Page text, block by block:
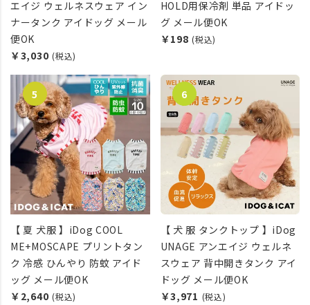
エイジ ウェルネスウェア イン
ナータンク アイドッグ メール
便OK
￥3,030 (税込)
HOLD用保冷剤 単品 アイドッ
グ メール便OK
￥198 (税込)
【 夏 犬服 】iDog COOL
ME+MOSCAPE プリントタン
ク 冷感 ひんやり 防蚊 アイド
ッグ メール便OK
￥2,640 (税込)
【 犬 服 タンクトップ 】iDog
UNAGE アンエイジ ウェルネ
スウェア 背中開きタンク アイ
ドッグ メール便OK
￥3,971 (税込)